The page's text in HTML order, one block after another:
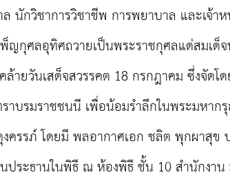
นักวิชาการวิชาชีพ การพยาบาล และเจ้า
ญกุศลอุทิศถวายเป็นพระราชกุศลแด่สมเด็
ล้ายวันเสด็จสวรรคต 18 กรกฎาคม ซึ่งจัด
าบรมราชชนนี เพื่อน้อมรำลึกในพระมหา
ครรภ์ โดยมี พลอากาศเอก ชลิต พุกผาสุข
ประธานในพิธี ณ ห้องพิธี ชั้น 10 สำนักงา